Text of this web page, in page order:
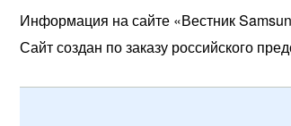
Информация на сайте «Вестник
Сайт создан по заказу российского